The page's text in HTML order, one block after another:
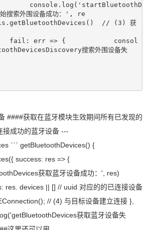
console.log('startBluetoothD
索外围设备成功：', re
// (3) 获
err => {            consol
搜索外围设备失
####获取在蓝牙模块生效期间所有已发现的
接成功的蓝牙设备 ---
``` getBluetoothDevices() {
success: res => {
获取蓝牙设备成功：', res)
res. devices || [] // uuid 对应的的已连接设备
// (4) 与目标设备建立连接 },
获取蓝牙设备失